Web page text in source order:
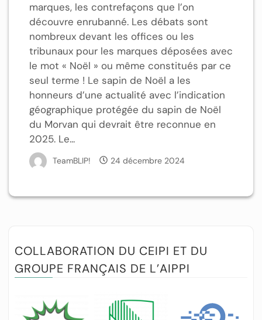
marques, les contrefaçons que l’on
découvre enrubanné. Les débats sont
nombreux devant les offices ou les
tribunaux pour les marques déposées avec
le mot « Noël » ou même constitués par ce
seul terme ! Le sapin de Noël a les
honneurs d’une actualité avec l’indication
géographique protégée du sapin de Noël
du Morvan qui devrait être reconnue en
2025. Le...
TeamBLIP! 24 décembre 2024
COLLABORATION DU CEIPI ET DU
GROUPE FRANÇAIS DE L’AIPPI